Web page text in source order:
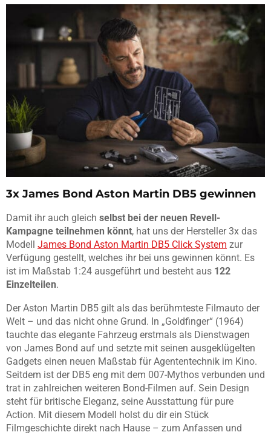
3x James Bond Aston Martin DB5 gewinnen
Damit ihr auch gleich selbst bei der neuen Revell-
Kampagne teilnehmen könnt, hat uns der Hersteller 3x das
Modell James Bond Aston Martin DB5 Click System zur
Verfügung gestellt, welches ihr bei uns gewinnen könnt. Es
ist im Maßstab 1:24 ausgeführt und besteht aus 122
Einzelteilen.
Der Aston Martin DB5 gilt als das berühmteste Filmauto der
Welt – und das nicht ohne Grund. In „Goldfinger“ (1964)
tauchte das elegante Fahrzeug erstmals als Dienstwagen
von James Bond auf und setzte mit seinen ausgeklügelten
Gadgets einen neuen Maßstab für Agententechnik im Kino.
Seitdem ist der DB5 eng mit dem 007-Mythos verbunden und
trat in zahlreichen weiteren Bond-Filmen auf. Sein Design
steht für britische Eleganz, seine Ausstattung für pure
Action. Mit diesem Modell holst du dir ein Stück
Filmgeschichte direkt nach Hause – zum Anfassen und